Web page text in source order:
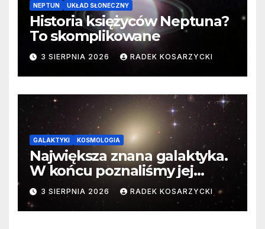
NEPTUN UKŁAD SŁONECZNY
Historia księżyców Neptuna?
To skomplikowane
3 SIERPNIA 2026 RADEK KOSARZYCKI
GALAKTYKI KOSMOLOGIA
Największa znana galaktyka.
W końcu poznaliśmy jej
faktyczne wymiary
3 SIERPNIA 2026 RADEK KOSARZYCKI